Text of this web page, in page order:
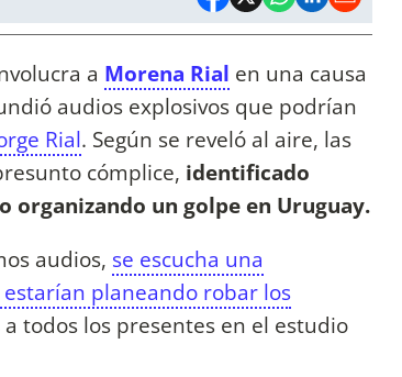
a Morena Rial en una causa
audios explosivos que podrían
Rial. Según se reveló al aire, las
cómplice, identificado
organizando un golpe en Uruguay.
audios, se escucha una
estarían planeando robar los
todos los presentes en el estudio